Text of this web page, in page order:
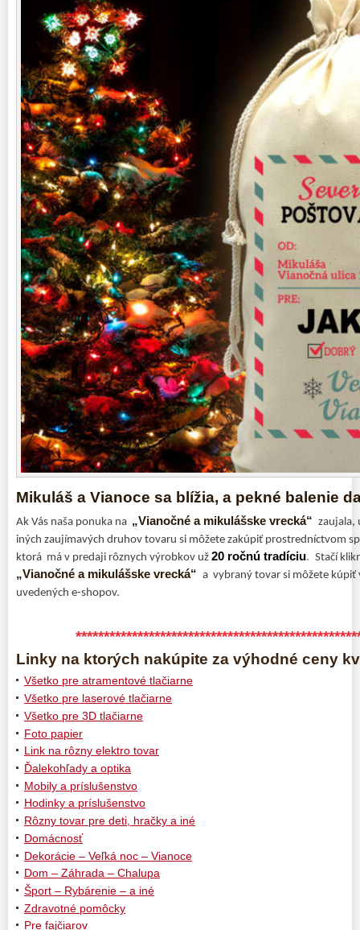
Mikuláš a Vianoce sa blížia, a pekné balenie
Ak Vás naša ponuka na „Vianočné a mikulášske vrecká“ zaujala,
iných zaujímavých druhov tovaru si môžete zakúpiť prostredníctvom
ktorá má v predaji rôznych výrobkov už 20 ročnú tradíciu. Stačí
„Vianočné a mikulášske vrecká“ a vybraný tovar si môžete kúpiť
uvedených e-shopov.
Linky na ktorých nakúpite za výhodné ceny
Všetko pre atramentové tlačiarne
Všetko pre laserové tlačiarne
Všetko pre 3D tlačiarne
Foto papier
Link na rôzny elektro tovar
Ďalekohľady a optika
Mobily a príslušenstvo
Hodinky a príslušenstvo
Rôzny tovar pre deti, hračky a iné
Domácnosť
Dekorácie – Veľká noc – Vianoce
Dom – Záhrada – Chalupa
Šport – Rybárenie – a iné
Zdravotné pomôcky
Pre fajčiarov